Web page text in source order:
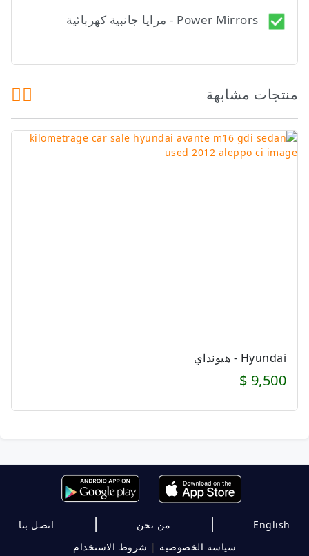
Power Mirrors - مرايا جانبية كهربائية
منتجات مشابهة
Hyundai - هيونداي
9,500 $
English
| من نحن |
اتصل بنا
سياسة الخصوصية | شروط الاستخدام